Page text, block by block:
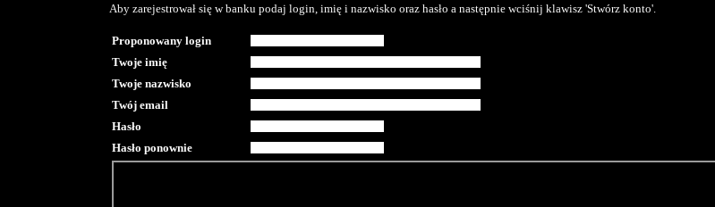
Aby zarejestrował się w banku podaj login, imię i nazwisko oraz hasło a następnie wciśnij klawisz 'Stwórz konto'.
Proponowany login
Twoje imię
Twoje nazwisko
Twój email
Hasło
Hasło ponownie